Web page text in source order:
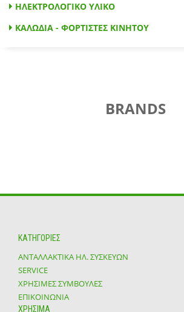
ΗΛΕΚΤΡΟΛΟΓΙΚΟ ΥΛΙΚΟ
ΚΑΛΩΔΙΑ - ΦΟΡΤΙΣΤΕΣ ΚΙΝΗΤΟΥ
BRANDS
ΚΑΤΗΓΟΡΙΕΣ
ΑΝΤΑΛΛΑΚΤΙΚΑ ΗΛ. ΣΥΣΚΕΥΩΝ
SERVICE
ΧΡΗΣΙΜΕΣ ΣΥΜΒΟΥΛΕΣ
ΕΠΙΚΟΙΝΩΝΙΑ
ΧΡΗΣΙΜΑ